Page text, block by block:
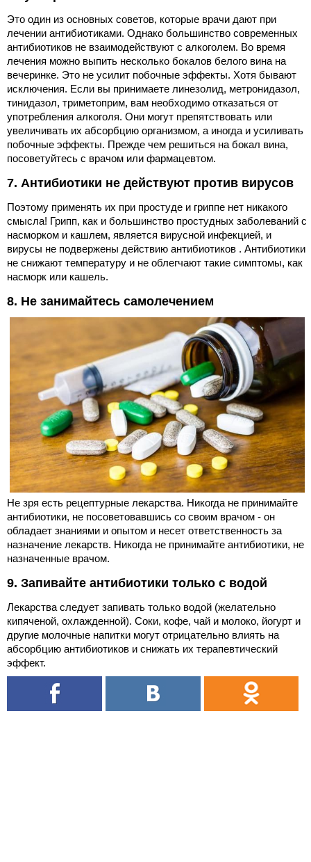
Это один из основных советов, которые врачи дают при
лечении антибиотиками. Однако большинство современных
антибиотиков не взаимодействуют с алкоголем. Во время
лечения можно выпить несколько бокалов белого вина на
вечеринке. Это не усилит побочные эффекты. Хотя бывают
исключения. Если вы принимаете линезолид, метронидазол,
тинидазол, триметоприм, вам необходимо отказаться от
употребления алкоголя. Они могут препятствовать или
увеличивать их абсорбцию организмом, а иногда и усиливать
побочные эффекты. Прежде чем решиться на бокал вина,
посоветуйтесь с врачом или фармацевтом.
7. Антибиотики не действуют против вирусов
Поэтому применять их при простуде и гриппе нет никакого
смысла! Грипп, как и большинство простудных заболеваний с
насморком и кашлем, является вирусной инфекцией, и
вирусы не подвержены действию антибиотиков . Антибиотики
не снижают температуру и не облегчают такие симптомы, как
насморк или кашель.
8. Не занимайтесь самолечением
Не зря есть рецептурные лекарства. Никогда не принимайте
антибиотики, не посоветовавшись со своим врачом - он
обладает знаниями и опытом и несет ответственность за
назначение лекарств. Никогда не принимайте антибиотики, не
назначенные врачом.
9. Запивайте антибиотики только с водой
Лекарства следует запивать только водой (желательно
кипяченой, охлажденной). Соки, кофе, чай и молоко, йогурт и
другие молочные напитки могут отрицательно влиять на
абсорбцию антибиотиков и снижать их терапевтический
эффект.